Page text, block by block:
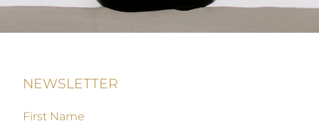
NEWSLETTER
First Name